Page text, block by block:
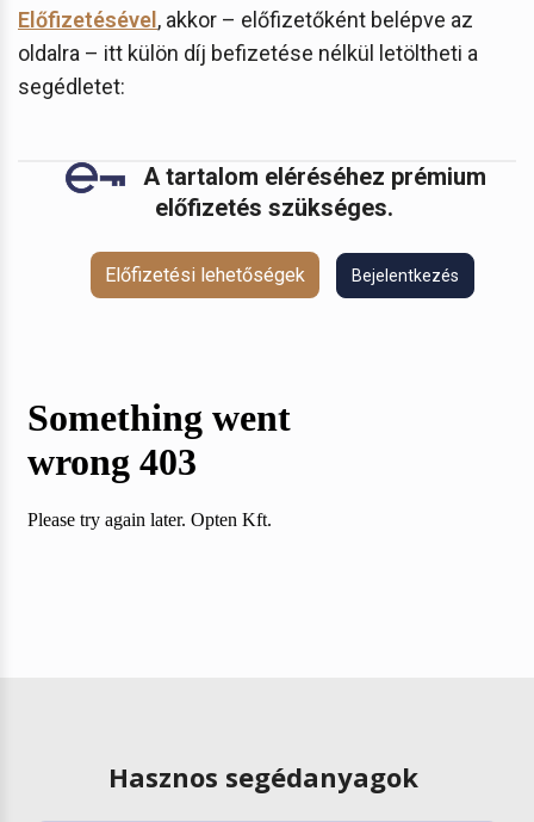
Előfizetésével, akkor – előfizetőként belépve az
oldalra – itt külön díj befizetése nélkül letöltheti a
segédletet:
A tartalom eléréséhez prémium
előfizetés szükséges.
Előfizetési lehetőségek Bejelentkezés
Hasznos segédanyagok